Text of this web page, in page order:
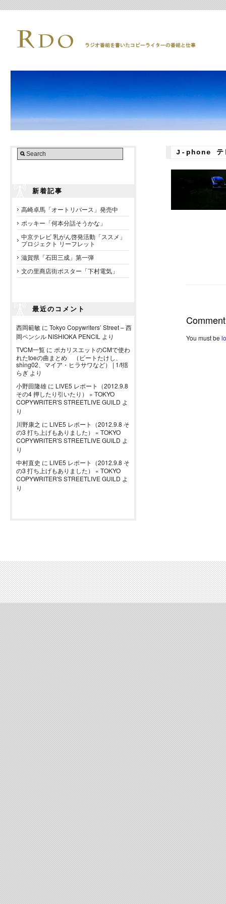
新着記事
高崎卓馬「オートリバース」発売中
ポッキー「何本分話そうかな」
中京テレビ 乳がん啓発活動「ススメ」
プロジェクト リーフレット
滋賀県「石田三成」第一弾
文の里商店街ポスター「下村電気」
最近のコメント
西岡範敏 に Tokyo Copywriters’ Street – 西
岡ペンシル NISHIOKA PENCIL より
TVCM一覧 に ポカリスエットのCMで使わ
れたtoeの曲まとめ （ビートたけし、
shing02、マイア・ヒラサワなど） | 1/f揺
らぎ より
小野田隆雄 に LIVE5 レポート（2012.9.8
その4 押したり引いたり） « TOKYO
COPYWRITER'S STREETLIVE GUILD よ
り
川野康之 に LIVE5 レポート（2012.9.8 そ
の3 打ち上げもありました） « TOKYO
COPYWRITER'S STREETLIVE GUILD よ
り
中村直史 に LIVE5 レポート（2012.9.8 そ
の3 打ち上げもありました） « TOKYO
COPYWRITER'S STREETLIVE GUILD よ
り
J-phone テ
Comment
You must be